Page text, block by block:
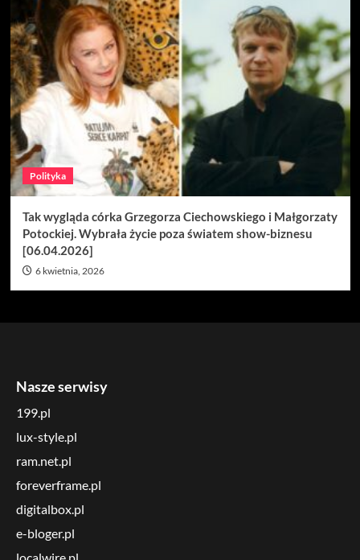
Polityka
Tak wygląda córka Grzegorza Ciechowskiego i Małgorzaty
Potockiej. Wybrała życie poza światem show-biznesu
[06.04.2026]
6 kwietnia, 2026
Nasze serwisy
199.pl
lux-style.pl
ram.net.pl
foreverframe.pl
digitalbox.pl
e-bloger.pl